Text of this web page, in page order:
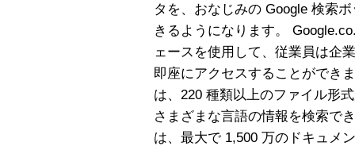
タを、おなじみの Google 検索
きるようになります。
ェースを使用して、従業員は企
即座にアクセスすることができ
は、220 種類以上のファイル形
さまざまな言語の情報を検索で
は、最大で 1,500 万のドキュメ